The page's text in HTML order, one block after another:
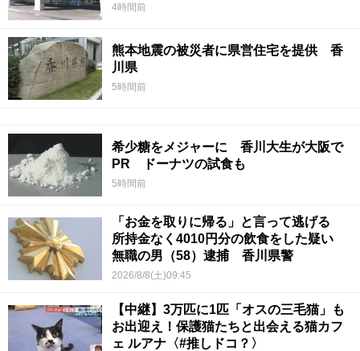
4時間前
熊本地震の被災者に県営住宅を提供 香
川県
5時間前
希少糖をメジャーに 香川大生が大阪で
PR ドーナツの試食も
5時間前
「お金を取りに帰る」と言って逃げる
所持金なく4010円分の飲食をした疑い
無職の男（58）逮捕 香川県警
2026/8/8(土)09:45
【中継】3万匹に1匹「オスの三毛猫」も
お出迎え！保護猫たちと出会える猫カフ
ェ ルアナ〈#推しドコ？〉